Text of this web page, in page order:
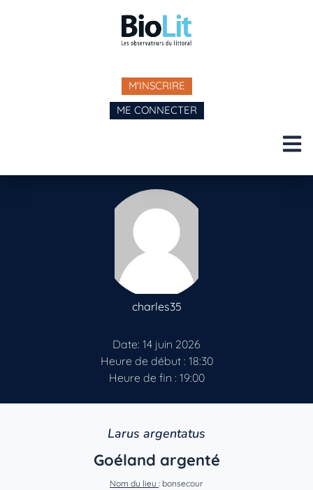
M'INSCRIRE
ME CONNECTER
charles35
Date: 14 juin 2026
Heure de début : 18:30
Heure de fin : 19:00
Larus argentatus
Goéland argenté
Nom du lieu : bonsecour